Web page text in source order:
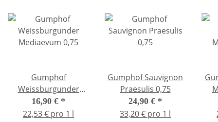
Gumphof
Weissburgunder
Mediaevum 0,75
16,90 € *
22,53 € pro 1 l
Gumphof Sauvignon
Praesulis 0,75
24,90 € *
33,20 € pro 1 l